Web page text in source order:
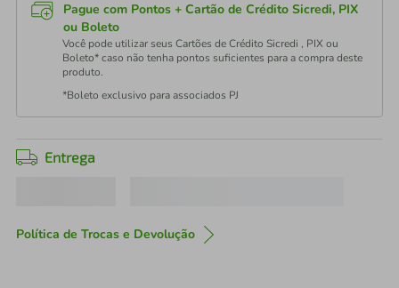
Pague com Pontos + Cartão de Crédito Sicredi, PIX
ou Boleto
Você pode utilizar seus Cartões de Crédito Sicredi , PIX ou
Boleto* caso não tenha pontos suficientes para a compra deste
produto.
*Boleto exclusivo para associados PJ
Entrega
Política de Trocas e Devolução